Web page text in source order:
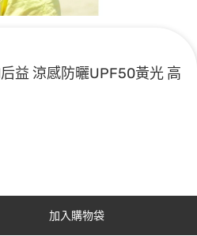
后益 涼感防曬UPF50黃光 高
加入購物袋